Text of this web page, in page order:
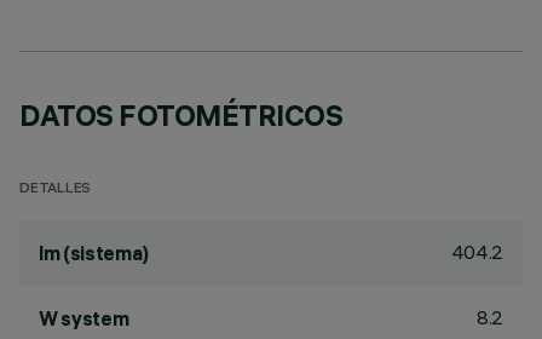
DATOS FOTOMÉTRICOS
DETALLES
lm (sistema) 404.2
W system 8.2